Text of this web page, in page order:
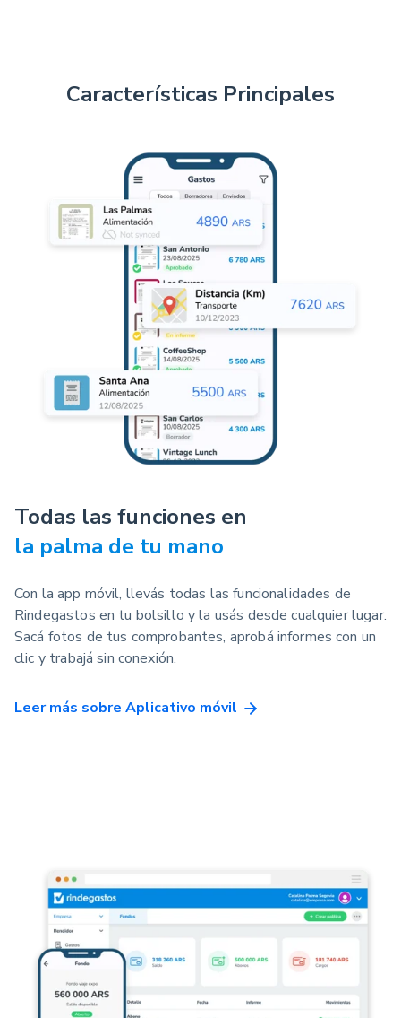
Características Principales
Todas las funciones en
la palma de tu mano
Con la app móvil, llevás todas las funcionalidades de
Rindegastos en tu bolsillo y la usás desde cualquier lugar.
Sacá fotos de tus comprobantes, aprobá informes con un
clic y trabajá sin conexión.
Leer más sobre Aplicativo móvil